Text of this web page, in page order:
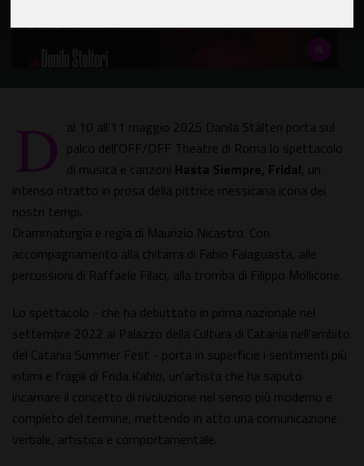
D al 10 all'11 maggio 2025 Danila Stàlteri porta sul
palco dell'OFF/OFF Theatre di Roma lo spettacolo
di musica e canzoni Hasta Siempre, Frida!, un
intenso ritratto in prosa della pittrice messicana icona dei
nostri tempi.
Drammaturgia e regia di Maurizio Nicastro. Con
accompagnamento alla chitarra di Fabio Falaguasta, alle
percussioni di Raffaele Filaci, alla tromba di Filippo Mollicone.
Lo spettacolo - che ha debuttato in prima nazionale nel
settembre 2022 al Palazzo della Cultura di Catania nell'ambito
del Catania Summer Fest - porta in superficie i sentimenti più
intimi e fragili di Frida Kahlo, un'artista che ha saputo
incarnare il concetto di rivoluzione nel senso più moderno e
completo del termine, mettendo in atto una comunicazione
verbale, artistica e comportamentale.